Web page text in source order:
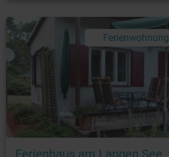
Ferienwohnung
Ferienhaus am Langen See